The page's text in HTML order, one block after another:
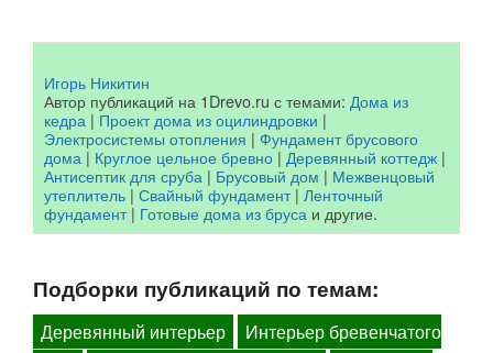
Игорь Никитин
Автор публикаций на 1Drevo.ru с темами: Дома из
кедра | Проект дома из оцилиндровки |
Электросистемы отопления | Фундамент брусового
дома | Круглое цельное бревно | Деревянный коттедж |
Антисептик для сруба | Брусовый дом | Межвенцовый
утеплитель | Свайный фундамент| Ленточный
фундамент| Готовые дома из бруса и другие.
Подборки публикаций по темам:
Деревянный интерьер
Интерьер бревенчатого